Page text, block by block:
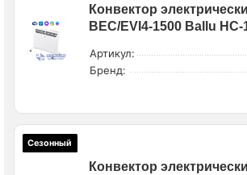
Конвектор
BEC/EVI4-1500 Ballu НС-
Артикул:
Бренд:
Сезонный
Конвектор